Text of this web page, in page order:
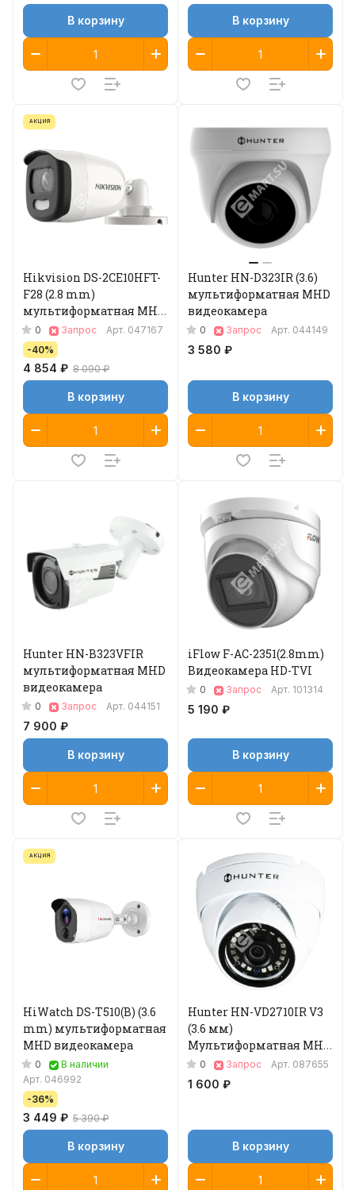
В корзину В корзину
АКЦИЯ
Hikvision DS-2CE10HFT-
F28 (2.8 mm)
мультиформатная MHD
видеокамера
0 Запрос Арт. 047167
-40%
4 854 ₽ 8 090 ₽
В корзину
Hunter HN-D323IR (3.6)
мультиформатная MHD
видеокамера
0 Запрос Арт. 044149
3 580 ₽
В корзину
Hunter HN-B323VFIR
мультиформатная MHD
видеокамера
0 Запрос Арт. 044151
7 900 ₽
В корзину
iFlow F-AC-2351(2.8mm)
Видеокамера HD-TVI
0 Запрос Арт. 101314
5 190 ₽
В корзину
АКЦИЯ
HiWatch DS-T510(B) (3.6
mm) мультиформатная
MHD видеокамера
0
В наличии
Арт. 046992
-36%
3 449 ₽ 5 390 ₽
В корзину
Hunter HN-VD2710IR V3
(3.6 мм)
Мультиформатная MHD
видеокамера
0 Запрос Арт. 087655
1 600 ₽
В корзину